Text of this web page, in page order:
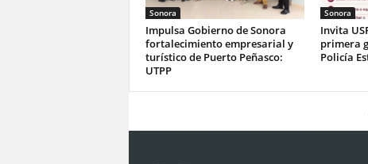
Sonora
Impulsa Gobierno de Sonora
fortalecimiento empresarial y
turístico de Puerto Peñasco:
UTPP
Sonora
Invita
primera
Policía